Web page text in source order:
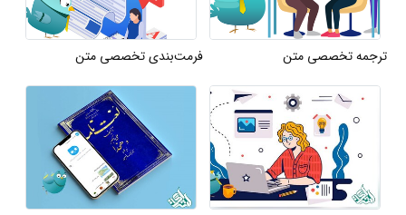
ترجمه تخصصی متن فرمت‌بندی تخصصی متن